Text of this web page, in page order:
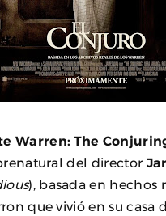
Warren: The
del director
), basada en hechos
que vivió en su casa